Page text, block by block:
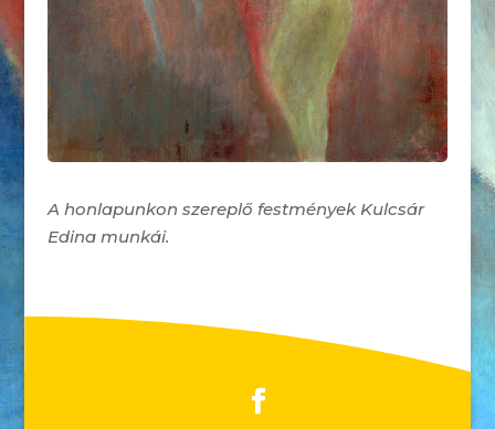
A honlapunkon szereplő festmények Kulcsár
Edina munkái.